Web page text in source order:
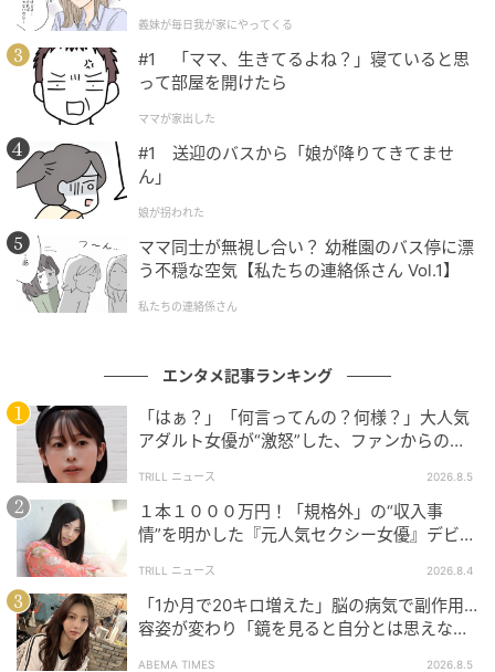
この投稿をInstagramで見る
NEON(@neonrated)がシェアした投稿
元記事で読む
次の記事
バーブラ・ストライサンドがカンヌ欠席 名
誉パルムドール受賞なのになぜ
が】
義妹が毎日我が家にやってくる
#1 「ママ、生きてるよね？」寝ていると思
って部屋を開けたら
ママが家出した
#1 送迎のバスから「娘が降りてきてませ
ん」
娘が拐われた
ママ同士が無視し合い？ 幼稚園のバス停に漂
う不穏な空気【私たちの連絡係さん Vol.1】
私たちの連絡係さん
エンタメ記事ランキング
「はぁ？」「何言ってんの？何様？」大人気
アダルト女優が“激怒”した、ファンからの
TRILL ニュース 2026.8.5
１本１０００万円！「規格外」の“収入事
情”を明かした『元人気セクシー女優』デビュ
TRILL ニュース 2026.8.4
「1か月で20キロ増えた」脳の病気で副作用…
容姿が変わり「鏡を見ると自分とは思えなか
ABEMA TIMES 2026.8.5